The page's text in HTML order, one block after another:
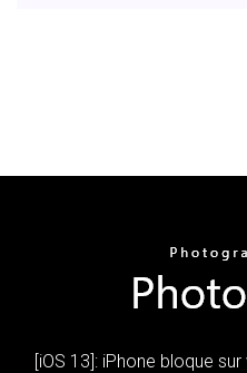
[iOS 13]: iPhone bloque